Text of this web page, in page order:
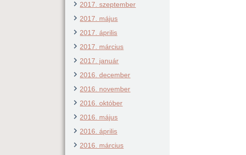
2017. szeptember
2017. május
2017. április
2017. március
2017. január
2016. december
2016. november
2016. október
2016. május
2016. április
2016. március